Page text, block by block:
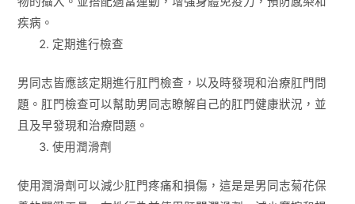
疾病。
定期進行檢查
男同志皆應該定期進行肛門檢查，以及時發現和治療肛門問
題。肛門檢查可以幫助男同志瞭解自己的肛門健康狀況，並
且及早發現和治療問題。
使用潤滑劑
使用潤滑劑可以減少肛門疼痛和損傷，這是是男同志菊花保